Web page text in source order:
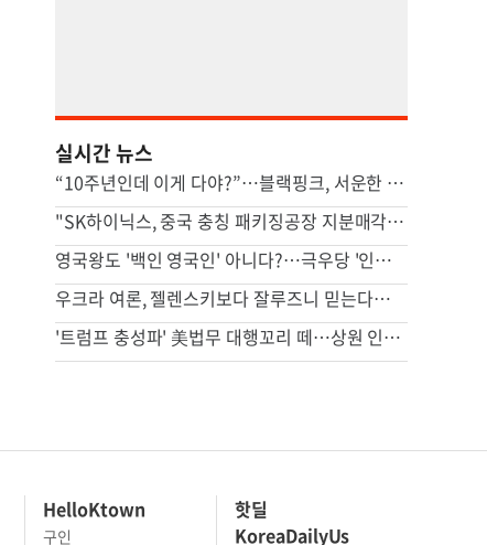
실시간 뉴스
“10주년인데 이게 다야?”…블랙핑크, 서운한 팬심에 결국 사과
"SK하이닉스, 중국 충칭 패키징공장 지분매각 등 검토"
영국왕도 '백인 영국인' 아니다?…극우당 '인종분류' 논란
우크라 여론, 젤렌스키보다 잘루즈니 믿는다…대선 전망 안갯속
'트럼프 충성파' 美법무 대행꼬리 떼…상원 인준 가까스로 가결
HelloKtown
구인
핫딜
KoreaDailyUs